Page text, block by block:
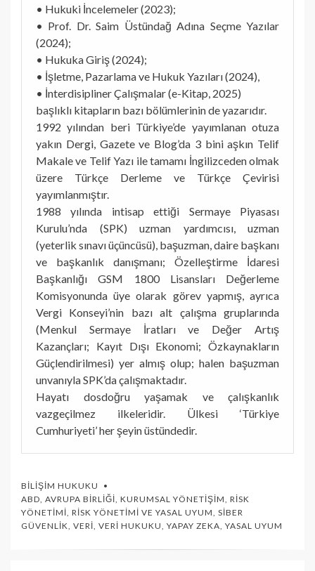
• Hukuki İncelemeler (2023);
• Prof. Dr. Saim Üstündağ Adına Seçme Yazılar
(2024);
• Hukuka Giriş (2024);
• İşletme, Pazarlama ve Hukuk Yazıları (2024),
• İnterdisipliner Çalışmalar (e-Kitap, 2025)
başlıklı kitapların bazı bölümlerinin de yazarıdır.
1992 yılından beri Türkiye’de yayımlanan otuza
yakın Dergi, Gazete ve Blog’da 3 bini aşkın Telif
Makale ve Telif Yazı ile tamamı İngilizceden olmak
üzere Türkçe Derleme ve Türkçe Çevirisi
yayımlanmıştır.
1988 yılında intisap ettiği Sermaye Piyasası
Kurulu’nda (SPK) uzman yardımcısı, uzman
(yeterlik sınavı üçüncüsü), başuzman, daire başkanı
ve başkanlık danışmanı; Özelleştirme İdaresi
Başkanlığı GSM 1800 Lisansları Değerleme
Komisyonunda üye olarak görev yapmış, ayrıca
Vergi Konseyi’nin bazı alt çalışma gruplarında
(Menkul Sermaye İratları ve Değer Artış
Kazançları; Kayıt Dışı Ekonomi; Özkaynakların
Güçlendirilmesi) yer almış olup; halen başuzman
unvanıyla SPK’da çalışmaktadır.
Hayatı dosdoğru yaşamak ve çalışkanlık
vazgeçilmez ilkeleridir. Ülkesi ‘Türkiye
Cumhuriyeti’ her şeyin üstündedir.
BILIŞIM HUKUKU
ABD AVRUPA BIRLIĞI KURUMSAL YÖNETIŞIM RISK
YÖNETIMI RISK YÖNETIMI VE YASAL UYUM SIBER
GÜVENLIK VERI VERI HUKUKU YAPAY ZEKA YASAL UYUM